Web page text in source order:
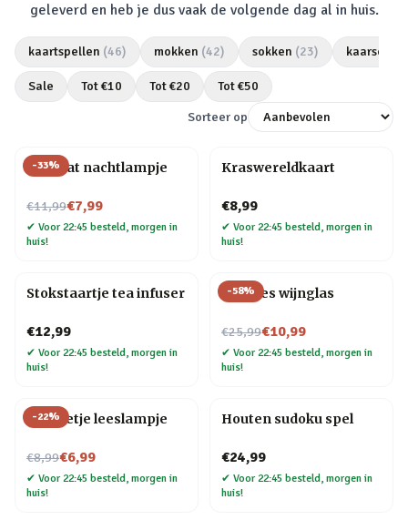
geleverd en heb je dus vaak de volgende dag al in huis.
kaartspellen (46) mokken (42) sokken (23) kaarsen
Sale Tot €10 Tot €20 Tot €50
Sorteer op
-33%
Mini kat nachtlampje
€11,99
Nu voor€7,99
✔ Voor 22:45 besteld, morgen in
huis!
Kraswereldkaart
€8,99
✔ Voor 22:45 besteld, morgen in
huis!
Stokstaartje tea infuser
€12,99
✔ Voor 22:45 besteld, morgen in
huis!
-58%
Wijnfles wijnglas
€25,99
Nu voor€10,99
✔ Voor 22:45 besteld, morgen in
huis!
-22%
Mannetje leeslampje
€8,99
Nu voor€6,99
✔ Voor 22:45 besteld, morgen in
huis!
Houten sudoku spel
€24,99
✔ Voor 22:45 besteld, morgen in
huis!